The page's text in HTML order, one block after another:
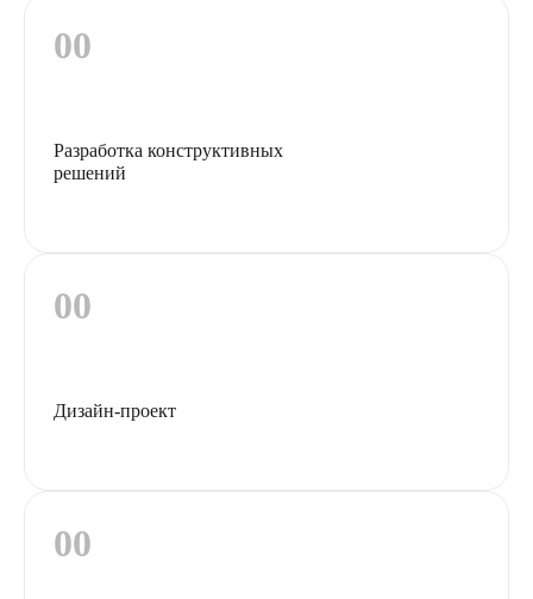
Разработка конструктивных
решений
Дизайн-проект